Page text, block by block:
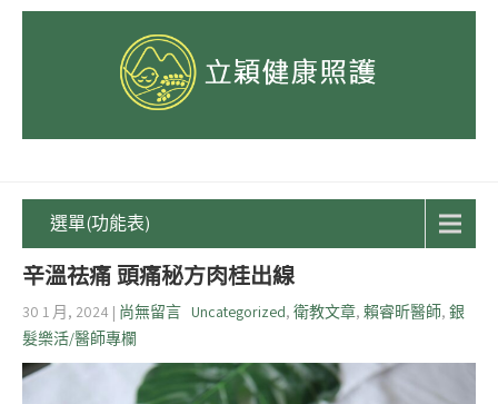
選單(功能表)
辛溫祛痛 頭痛秘方肉桂出線
30 1 月, 2024 | 尚無留言 Uncategorized, 衛教文章, 賴睿昕醫師, 銀
髮樂活/醫師專欄